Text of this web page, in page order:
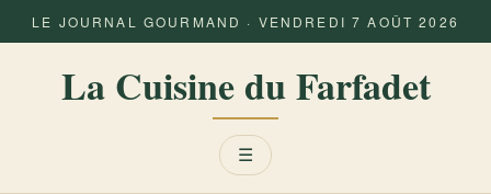
LE JOURNAL GOURMAND · VENDREDI 7 AOÛT 2026
La Cuisine du Farfadet
Menu
☰